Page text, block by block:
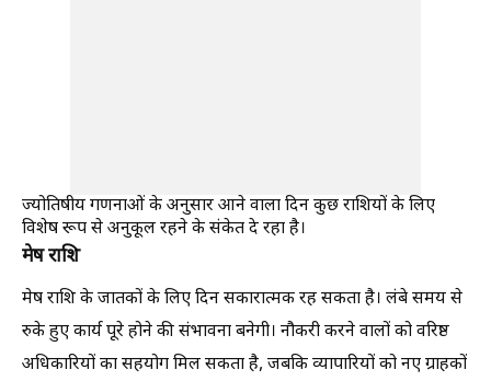
ज्योतिषीय गणनाओं के अनुसार आने वाला दिन कुछ राशियों के लिए
विशेष रूप से अनुकूल रहने के संकेत दे रहा है।
मेष राशि
मेष राशि के जातकों के लिए दिन सकारात्मक रह सकता है। लंबे समय से
रुके हुए कार्य पूरे होने की संभावना बनेगी। नौकरी करने वालों को वरिष्ठ
अधिकारियों का सहयोग मिल सकता है, जबकि व्यापारियों को नए ग्राहकों